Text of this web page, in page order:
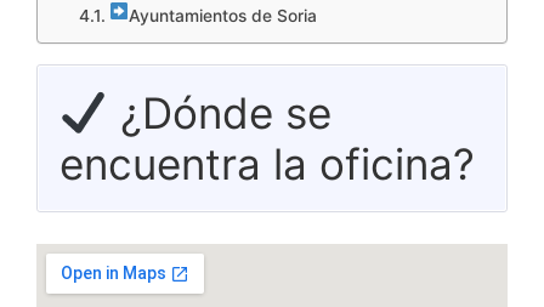
Ayuntamientos de Soria
¿Dónde se
encuentra la oficina?